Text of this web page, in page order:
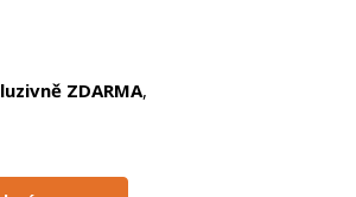
Videa
ZDARMA,